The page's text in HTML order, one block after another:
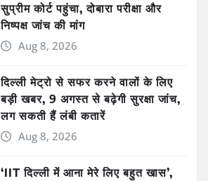
सुप्रीम कोर्ट पहुंचा, दोबारा परीक्षा और
निष्पक्ष जांच की मांग
Aug 8, 2026
दिल्ली मेट्रो से सफर करने वालों के लिए
बड़ी खबर, 9 अगस्त से बढ़ेगी सुरक्षा जांच,
लग सकती हैं लंबी कतारें
Aug 8, 2026
‘IIT दिल्ली में आना मेरे लिए बहुत खास’,